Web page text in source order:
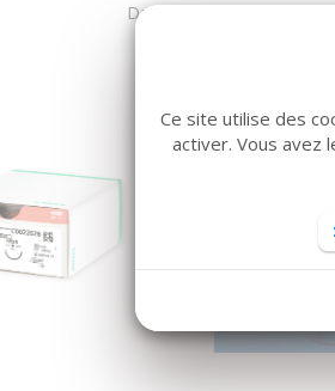
Dans la même famille de
Ce site utilise des
activer. Vous avez